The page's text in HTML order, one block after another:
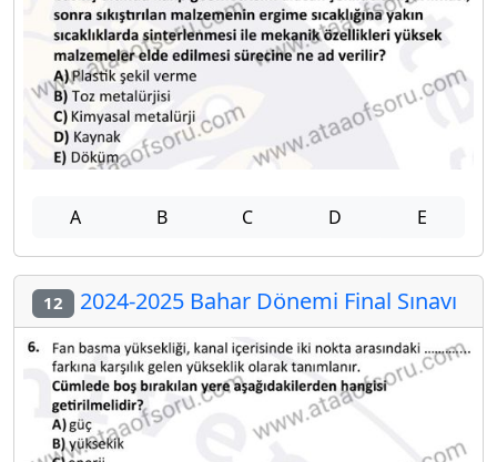
A B C D E
12 2024-2025 Bahar Dönemi Final Sınavı